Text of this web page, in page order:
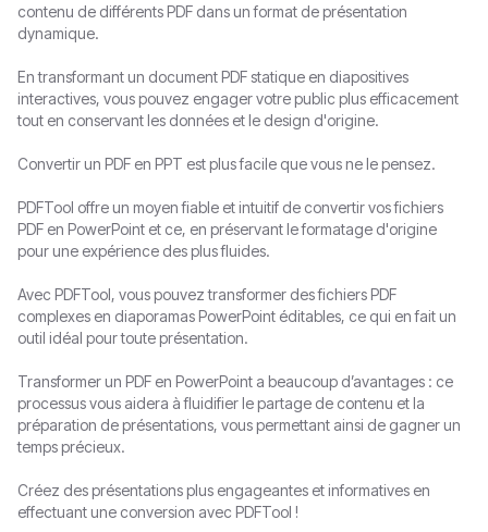
contenu de différents PDF dans un format de présentation
dynamique.
En transformant un document PDF statique en diapositives
interactives, vous pouvez engager votre public plus efficacement
tout en conservant les données et le design d'origine.
Convertir un PDF en PPT est plus facile que vous ne le pensez.
PDFTool offre un moyen fiable et intuitif de convertir vos fichiers
PDF en PowerPoint et ce, en préservant le formatage d'origine
pour une expérience des plus fluides.
Avec PDFTool, vous pouvez transformer des fichiers PDF
complexes en diaporamas PowerPoint éditables, ce qui en fait un
outil idéal pour toute présentation.
Transformer un PDF en PowerPoint a beaucoup d’avantages : ce
processus vous aidera à fluidifier le partage de contenu et la
préparation de présentations, vous permettant ainsi de gagner un
temps précieux.
Créez des présentations plus engageantes et informatives en
effectuant une conversion avec PDFTool !